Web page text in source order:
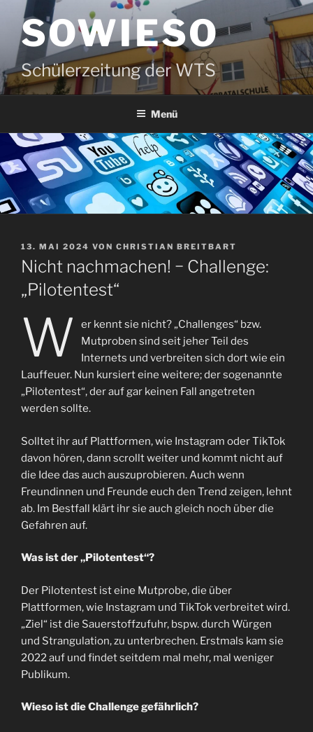
Inhalt
springenSOWIESO
Schülerzeitung der WTS
Menü
VERÖFFENTLICHT
AM
13. MAI 2024 VON CHRISTIAN BREITBART
Nicht nachmachen! − Challenge:
„Pilotentest“
W
er kennt sie nicht? „Challenges“ bzw.
Mutproben sind seit jeher Teil des
Internets und verbreiten sich dort wie ein
Lauffeuer. Nun kursiert eine weitere; der sogenannte
„Pilotentest“, der auf gar keinen Fall angetreten
werden sollte.
Solltet ihr auf Plattformen, wie Instagram oder TikTok
davon hören, dann scrollt weiter und kommt nicht auf
die Idee das auch auszuprobieren. Auch wenn
Freundinnen und Freunde euch den Trend zeigen, lehnt
ab. Im Bestfall klärt ihr sie auch gleich noch über die
Gefahren auf.
Was ist der „Pilotentest“?
Der Pilotentest ist eine Mutprobe, die über
Plattformen, wie Instagram und TikTok verbreitet wird.
„Ziel“ ist die Sauerstoffzufuhr, bspw. durch Würgen
und Strangulation, zu unterbrechen. Erstmals kam sie
2022 auf und findet seitdem mal mehr, mal weniger
Publikum.
Wieso ist die Challenge gefährlich?